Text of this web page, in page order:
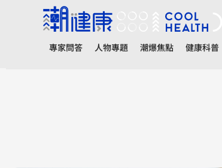
專家問答 人物專題 潮爆焦點 健康科普